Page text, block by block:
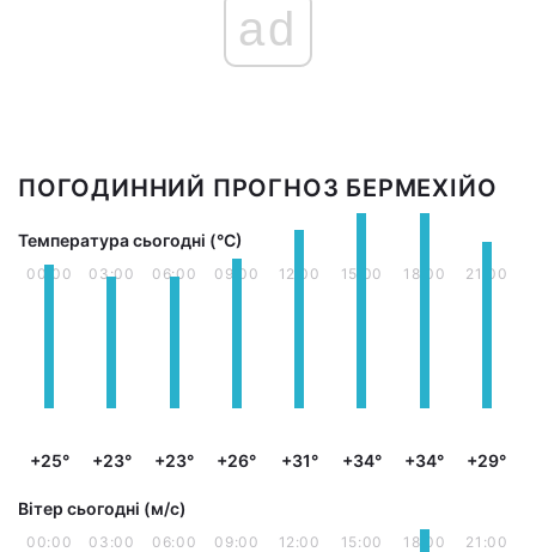
ad
ПОГОДИННИЙ ПРОГНОЗ БЕРМЕХІЙО
Температура сьогодні (°С)
00:00
+25°
03:00
+23°
06:00
+23°
09:00
+26°
12:00
+31°
15:00
+34°
18:00
+34°
21:00
+29°
Вітер сьогодні (м/с)
00:00 03:00 06:00 09:00 12:00 15:00 18:00 21:00